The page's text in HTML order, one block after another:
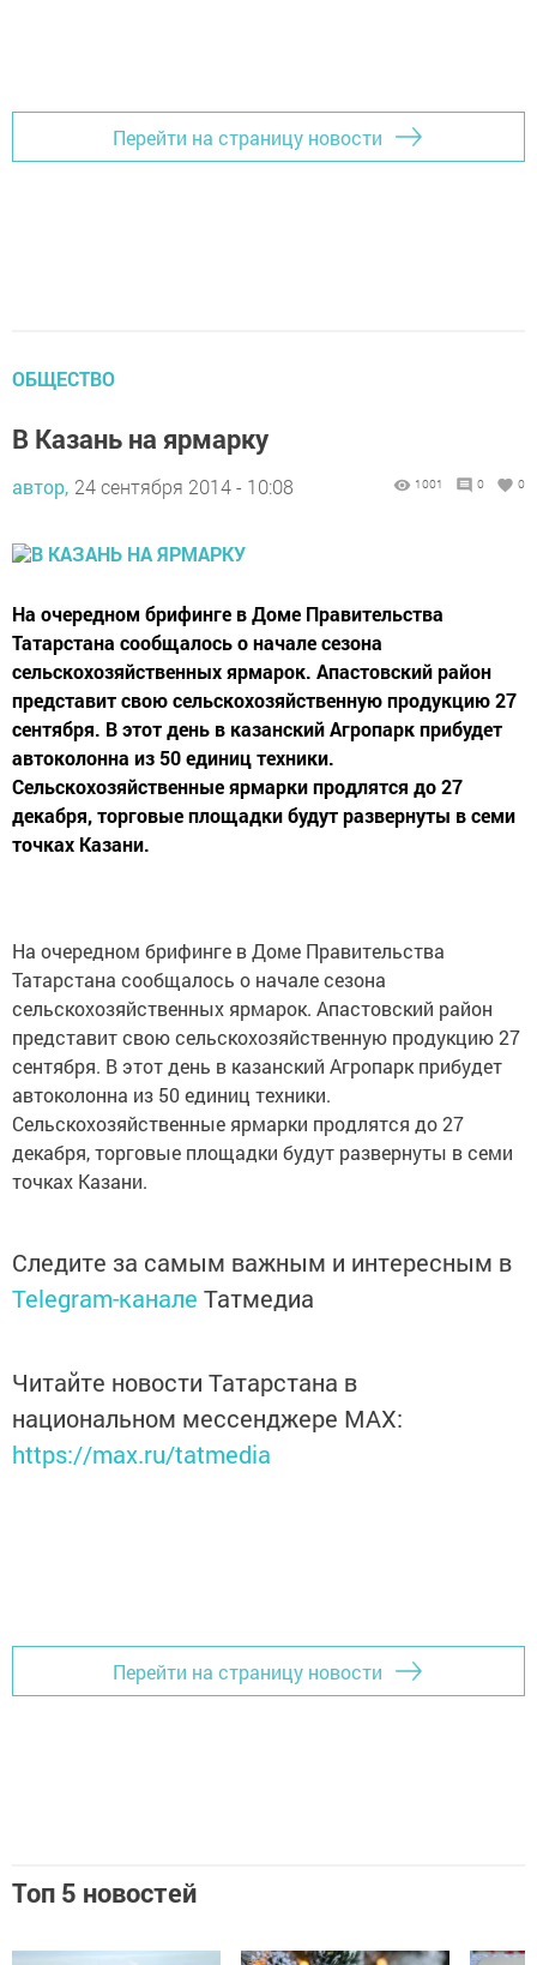
Перейти на страницу новости
ОБЩЕСТВО
В Казань на ярмарку
автор, 24 сентября 2014 - 10:08 1001 0 0
На очередном брифинге в Доме Правительства
Татарстана сообщалось о начале сезона
сельскохозяйственных ярмарок. Апастовский район
представит свою сельскохозяйственную продукцию 27
сентября. В этот день в казанский Агропарк прибудет
автоколонна из 50 единиц техники.
Сельскохозяйственные ярмарки продлятся до 27
декабря, торговые площадки будут развернуты в семи
точках Казани.
На очередном брифинге в Доме Правительства
Татарстана сообщалось о начале сезона
сельскохозяйственных ярмарок. Апастовский район
представит свою сельскохозяйственную продукцию 27
сентября. В этот день в казанский Агропарк прибудет
автоколонна из 50 единиц техники.
Сельскохозяйственные ярмарки продлятся до 27
декабря, торговые площадки будут развернуты в семи
точках Казани.
Следите за самым важным и интересным в
Telegram-канале Татмедиа
Читайте новости Татарстана в
национальном мессенджере MАХ:
https://max.ru/tatmedia
Перейти на страницу новости
Топ 5 новостей